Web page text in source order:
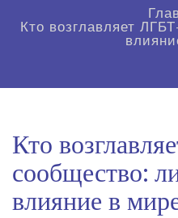
Кто возглавляет
Кто
сообщество:
влияние в